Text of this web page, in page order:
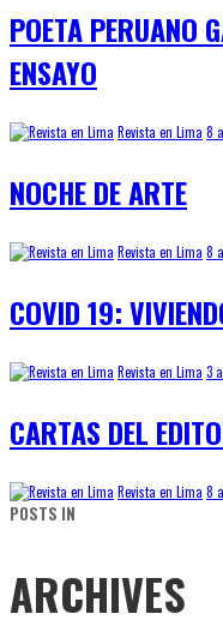
POETA PERUANO
ENSAYO
Revista en Lima 8
NOCHE DE ARTE
Revista en Lima 8
COVID 19:
Revista en Lima 3
CARTAS DEL
Revista en Lima 8
POSTS IN
ARCHIVES